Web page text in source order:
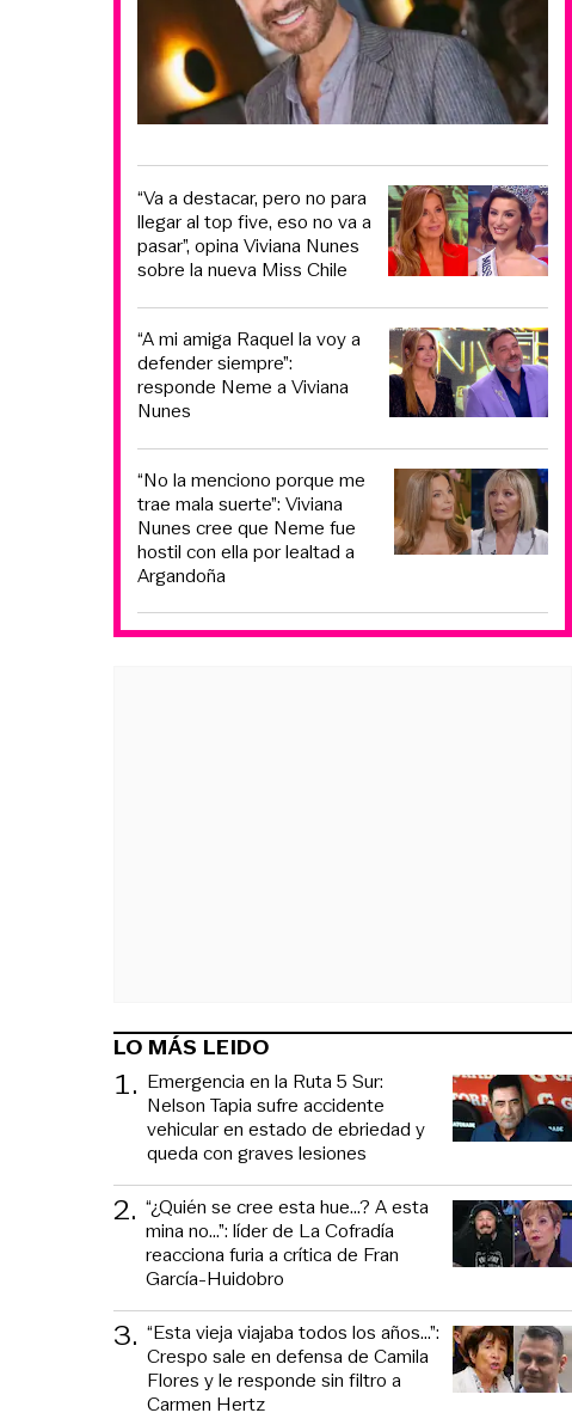
“Va a destacar, pero no para
llegar al top five, eso no va a
pasar”, opina Viviana Nunes
sobre la nueva Miss Chile
“A mi amiga Raquel la voy a
defender siempre”:
responde Neme a Viviana
Nunes
“No la menciono porque me
trae mala suerte”: Viviana
Nunes cree que Neme fue
hostil con ella por lealtad a
Argandoña
LO MÁS LEIDO
1. Emergencia en la Ruta 5 Sur:
Nelson Tapia sufre accidente
vehicular en estado de ebriedad y
queda con graves lesiones
2. “¿Quién se cree esta hue...? A esta
mina no...”: líder de La Cofradía
reacciona furia a crítica de Fran
García-Huidobro
3. “Esta vieja viajaba todos los años...”:
Crespo sale en defensa de Camila
Flores y le responde sin filtro a
Carmen Hertz